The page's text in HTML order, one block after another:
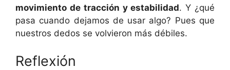
movimiento de tracción y estabilidad. Y ¿qué
pasa cuando dejamos de usar algo? Pues que
nuestros dedos se volvieron más débiles.
Reflexión